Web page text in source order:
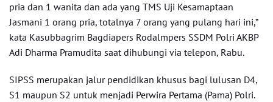
pria dan 1 wanita dan ada yang TMS Uji Kesamaptaan
Jasmani 1 orang pria, totalnya 7 orang yang pulang hari ini,”
kata Kasubbagrim Bagdiapers Rodalmpers SSDM Polri AKBP
Adi Dharma Pramudita saat dihubungi via telepon, Rabu.
SIPSS merupakan jalur pendidikan khusus bagi lulusan D4,
S1 maupun S2 untuk menjadi Perwira Pertama (Pama) Polri.